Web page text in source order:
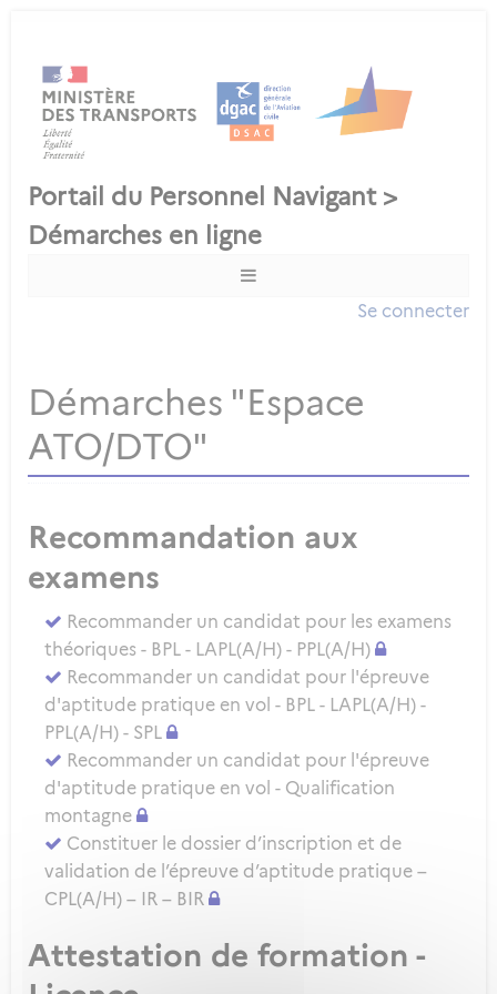
Se connecter
Démarches "Espace
ATO/DTO"
Recommandation aux
examens
Recommander un candidat pour les examens
théoriques - BPL - LAPL(A/H) - PPL(A/H)
Recommander un candidat pour l'épreuve
d'aptitude pratique en vol - BPL - LAPL(A/H) -
PPL(A/H) - SPL
Recommander un candidat pour l'épreuve
d'aptitude pratique en vol - Qualification
montagne
Constituer le dossier d’inscription et de
validation de l’épreuve d’aptitude pratique –
CPL(A/H) – IR – BIR
Attestation de formation -